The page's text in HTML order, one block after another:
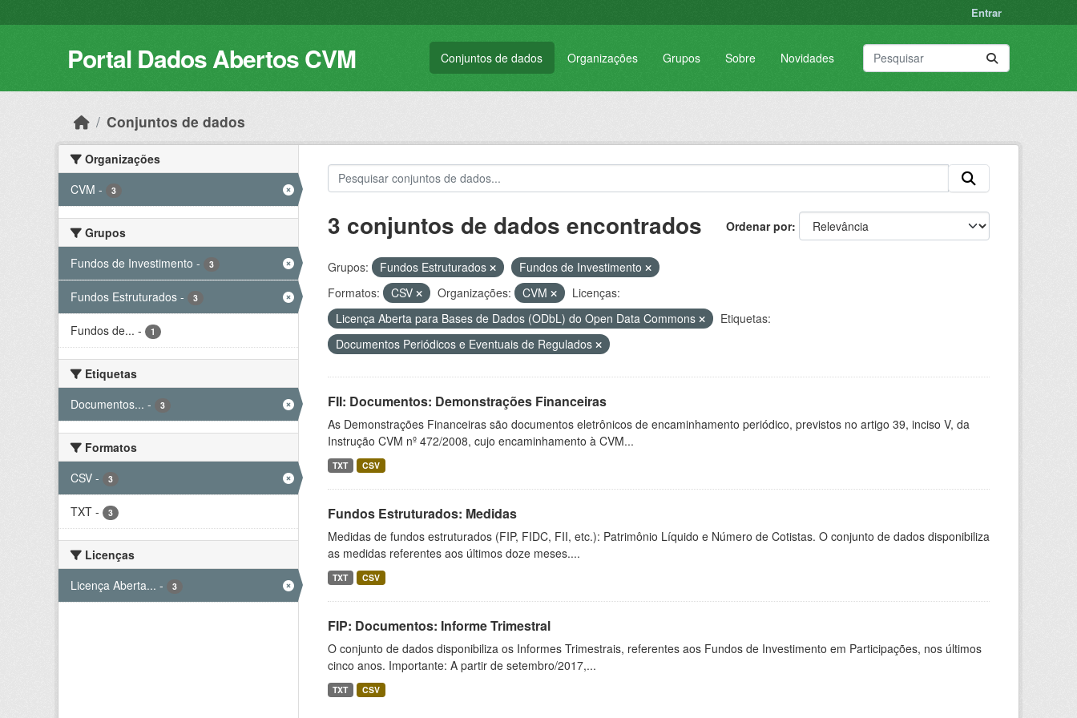
Entrar
Portal Dados Abertos CVM Conjuntos de dados Organizações Grupos Sobre Novidades
Conjuntos de dados
Organizações
CVM - 3
Grupos
Fundos de Investimento - 3
Fundos Estruturados - 3
Fundos de... - 1
Etiquetas
Documentos... - 3
Formatos
CSV - 3
TXT - 3
Licenças
Licença Aberta... - 3
Ordenar por
3 conjuntos de dados encontrados
Grupos: Fundos Estruturados
Fundos de Investimento
Formatos:
CSV Organizações: CVM
Licenças:
Licença Aberta para Bases de Dados (ODbL) do Open Data Commons
Etiquetas:
Documentos Periódicos e Eventuais de Regulados
FII: Documentos: Demonstrações Financeiras
As Demonstrações Financeiras são documentos eletrônicos de encaminhamento periódico, previstos no artigo 39, inciso V, da
Instrução CVM nº 472/2008, cujo encaminhamento à CVM...
TXT CSV
Fundos Estruturados: Medidas
Medidas de fundos estruturados (FIP, FIDC, FII, etc.): Patrimônio Líquido e Número de Cotistas. O conjunto de dados disponibiliza
as medidas referentes aos últimos doze meses....
TXT CSV
FIP: Documentos: Informe Trimestral
O conjunto de dados disponibiliza os Informes Trimestrais, referentes aos Fundos de Investimento em Participações, nos últimos
cinco anos. Importante: A partir de setembro/2017,...
TXT CSV